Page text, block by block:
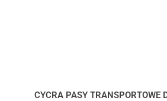
CYCRA PASY TRANSPORTOWE